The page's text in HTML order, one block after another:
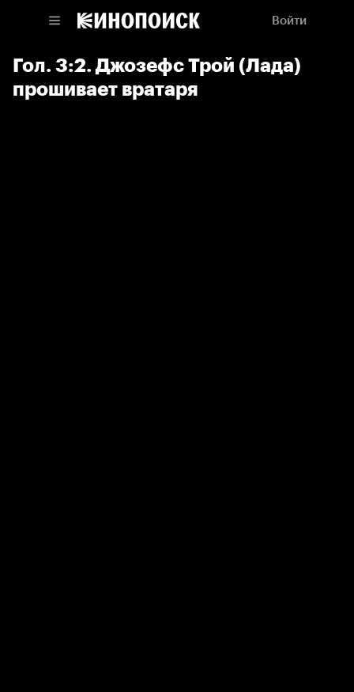
Войти
Гол. 3:2. Джозефс Трой (Лада)
прошивает вратаря